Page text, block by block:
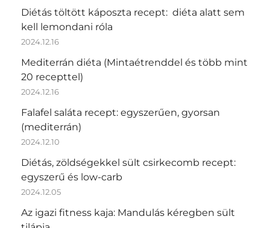
Diétás töltött káposzta recept: diéta alatt sem
kell lemondani róla
2024.12.16
Mediterrán diéta (Mintaétrenddel és több mint
20 recepttel)
2024.12.16
Falafel saláta recept: egyszerűen, gyorsan
(mediterrán)
2024.12.10
Diétás, zöldségekkel sült csirkecomb recept:
egyszerű és low-carb
2024.12.05
Az igazi fitness kaja: Mandulás kéregben sült